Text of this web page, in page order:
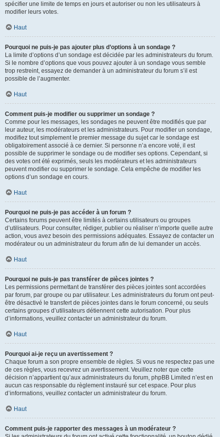
spécifier une limite de temps en jours et autoriser ou non les utilisateurs à
modifier leurs votes.
Haut
Pourquoi ne puis-je pas ajouter plus d’options à un sondage ?
La limite d’options d’un sondage est décidée par les administrateurs du forum.
Si le nombre d’options que vous pouvez ajouter à un sondage vous semble
trop restreint, essayez de demander à un administrateur du forum s’il est
possible de l’augmenter.
Haut
Comment puis-je modifier ou supprimer un sondage ?
Comme pour les messages, les sondages ne peuvent être modifiés que par
leur auteur, les modérateurs et les administrateurs. Pour modifier un sondage,
modifiez tout simplement le premier message du sujet car le sondage est
obligatoirement associé à ce dernier. Si personne n’a encore voté, il est
possible de supprimer le sondage ou de modifier ses options. Cependant, si
des votes ont été exprimés, seuls les modérateurs et les administrateurs
peuvent modifier ou supprimer le sondage. Cela empêche de modifier les
options d’un sondage en cours.
Haut
Pourquoi ne puis-je pas accéder à un forum ?
Certains forums peuvent être limités à certains utilisateurs ou groupes
d’utilisateurs. Pour consulter, rédiger, publier ou réaliser n’importe quelle autre
action, vous avez besoin des permissions adéquates. Essayez de contacter un
modérateur ou un administrateur du forum afin de lui demander un accès.
Haut
Pourquoi ne puis-je pas transférer de pièces jointes ?
Les permissions permettant de transférer des pièces jointes sont accordées
par forum, par groupe ou par utilisateur. Les administrateurs du forum ont peut-
être désactivé le transfert de pièces jointes dans le forum concerné, ou seuls
certains groupes d’utilisateurs détiennent cette autorisation. Pour plus
d’informations, veuillez contacter un administrateur du forum.
Haut
Pourquoi ai-je reçu un avertissement ?
Chaque forum a son propre ensemble de règles. Si vous ne respectez pas une
de ces règles, vous recevrez un avertissement. Veuillez noter que cette
décision n’appartient qu’aux administrateurs du forum, phpBB Limited n’est en
aucun cas responsable du règlement instauré sur cet espace. Pour plus
d’informations, veuillez contacter un administrateur du forum.
Haut
Comment puis-je rapporter des messages à un modérateur ?